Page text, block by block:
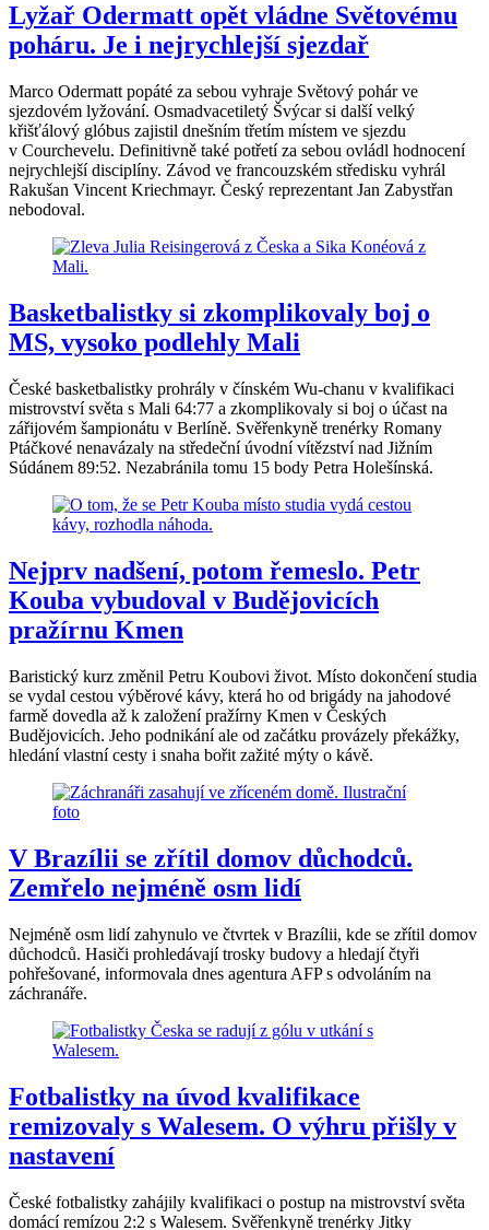
Lyžař Odermatt opět vládne Světovému
poháru. Je i nejrychlejší sjezdař
Marco Odermatt popáté za sebou vyhraje Světový pohár ve
sjezdovém lyžování. Osmadvacetiletý Švýcar si další velký
křišťálový glóbus zajistil dnešním třetím místem ve sjezdu
v Courchevelu. Definitivně také potřetí za sebou ovládl hodnocení
nejrychlejší disciplíny. Závod ve francouzském středisku vyhrál
Rakušan Vincent Kriechmayr. Český reprezentant Jan Zabystřan
nebodoval.
Basketbalistky si zkomplikovaly boj o
MS, vysoko podlehly Mali
České basketbalistky prohrály v čínském Wu-chanu v kvalifikaci
mistrovství světa s Mali 64:77 a zkomplikovaly si boj o účast na
zářijovém šampionátu v Berlíně. Svěřenkyně trenérky Romany
Ptáčkové nenavázaly na středeční úvodní vítězství nad Jižním
Súdánem 89:52. Nezabránila tomu 15 body Petra Holešínská.
Nejprv nadšení, potom řemeslo. Petr
Kouba vybudoval v Budějovicích
pražírnu Kmen
Baristický kurz změnil Petru Koubovi život. Místo dokončení studia
se vydal cestou výběrové kávy, která ho od brigády na jahodové
farmě dovedla až k založení pražírny Kmen v Českých
Budějovicích. Jeho podnikání ale od začátku provázely překážky,
hledání vlastní cesty i snaha bořit zažité mýty o kávě.
V Brazílii se zřítil domov důchodců.
Zemřelo nejméně osm lidí
Nejméně osm lidí zahynulo ve čtvrtek v Brazílii, kde se zřítil domov
důchodců. Hasiči prohledávají trosky budovy a hledají čtyři
pohřešované, informovala dnes agentura AFP s odvoláním na
záchranáře.
Fotbalistky na úvod kvalifikace
remizovaly s Walesem. O výhru přišly v
nastavení
České fotbalistky zahájily kvalifikaci o postup na mistrovství světa
domácí remízou 2:2 s Walesem. Svěřenkyně trenérky Jitky